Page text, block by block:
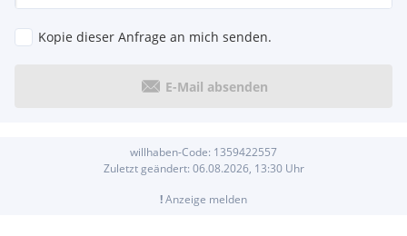
Kopie dieser Anfrage an mich senden.
E-Mail absenden
willhaben-Code: 1359422557
Zuletzt geändert: 06.08.2026, 13:30Uhr
!Anzeige melden